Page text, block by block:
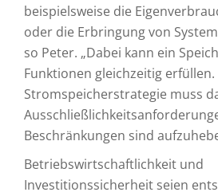
beispielsweise die
oder die Erbringung von
so Peter. „Dabei kann ein
Funktionen gleichzeitig erfüllen.
Stromspeicherstrategie muss
Beschränkungen sind
Betriebswirtschaftlichkeit und
Investitionssicherheit seien